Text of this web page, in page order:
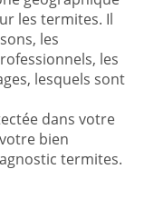
les termites. Il
les
les
lesquels sont
dans votre
bien
termites.